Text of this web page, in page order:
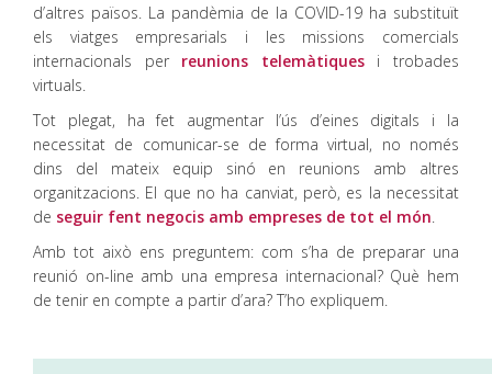
d’altres països. La pandèmia de la COVID-19 ha substituït
els viatges empresarials i les missions comercials
internacionals per reunions telemàtiquesi trobades
virtuals.
Tot plegat, ha fet augmentar l’ús d’eines digitals i la
necessitat de comunicar-se de forma virtual, no només
dins del mateix equip sinó en reunions amb altres
organitzacions. El que no ha canviat, però, es la necessitat
de seguir fent negocis amb empreses de tot el món.
Amb tot això ens preguntem: com s’ha de preparar una
reunió on-line amb una empresa internacional? Què hem
de tenir en compte a partir d’ara? T’ho expliquem.